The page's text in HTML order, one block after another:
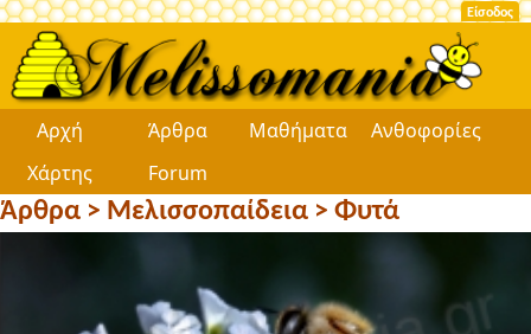
Είσοδος
Αρχή Άρθρα Μαθήματα
Ανθοφορίες
Χάρτης
Forum
Άρθρα > Μελισσοπαίδεια > Φυτά